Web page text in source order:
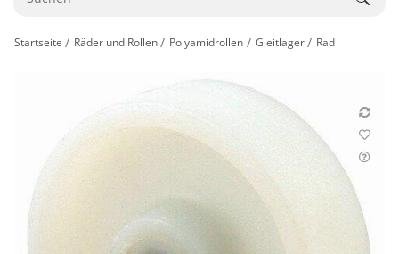
Startseite Räder und Rollen Polyamidrollen Gleitlager Rad